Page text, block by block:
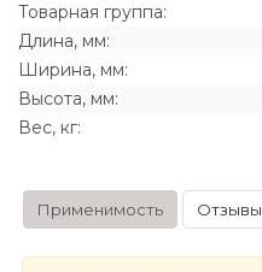
Товарная группа:
Длина, мм:
Ширина, мм:
Высота, мм:
Вес, кг:
Применимость Отзывы